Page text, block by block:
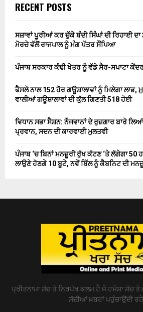
RECENT POSTS
ਸਜ਼ਾਵਾਂ ਪੂਰੀਆਂ ਕਰ ਚੁੱਕੇ ਬੰਦੀ ਸਿੰਘਾਂ ਦੀ ਰਿਹਾਈ
ਮੋਰਚੇ ਵੱਲੋਂ ਰਾਜਪਾਲ ਨੂੰ ਮੰਗ ਪੱਤਰ ਸੌਂਪਿਆ
ਪੰਜਾਬ ਸਰਕਾਰ ਕੰਢੀ ਖੇਤਰ ਨੂੰ ਵੱਡੇ ਸੈਰ-ਸਪਾਟਾ
ਫੈਸਲੇ ਨਾਲ 152 ਹੋਰ ਗਊਸ਼ਾਲਾਵਾਂ ਨੂੰ ਮਿਲੇਗਾ ਲਾਭ,
ਵਾਲੀਆਂ ਗਊਸ਼ਾਲਾਵਾਂ ਦੀ ਕੁੱਲ ਗਿਣਤੀ 518 ਹੋਈ
ਵਿਧਾਨ ਸਭਾ ਸੈਸ਼ਨ: ਨੌਜਵਾਨਾਂ ਦੇ ਰੁਜ਼ਗਾਰ ਬਾਰੇ
ਪ੍ਰਵਾਨ, ਸਦਨ ਦੀ ਕਾਰਵਾਈ ਮੁਲਤਵੀ
ਪੰਜਾਬ ‘ਚ ਬਿਨਾਂ ਮਨਜ਼ੂਰੀ ਰੁੱਖ ਕੱਟਣ ‘ਤੇ ਲੱਗੇਗਾ 50
ਲਾਉਣੇ ਹੋਣਗੇ 10 ਬੂਟੇ, ਨਵੇਂ ਬਿੱਲ ਨੂੰ ਕੈਬਨਿਟ ਦੀ
ਪ੍ਰੀਤਨਾਮਾ ਸੱਚ ਤੇ ਨਿਰਪੱਖ ਕਲਮ ਹੈ ਜੋ ਹਮੇਸ਼ਾ ਸੱਚ
ਸੱਚੀਆਂ ਖ਼ਬਰਾਂ ਪਹੁੰਚਾਉਂਦੀ